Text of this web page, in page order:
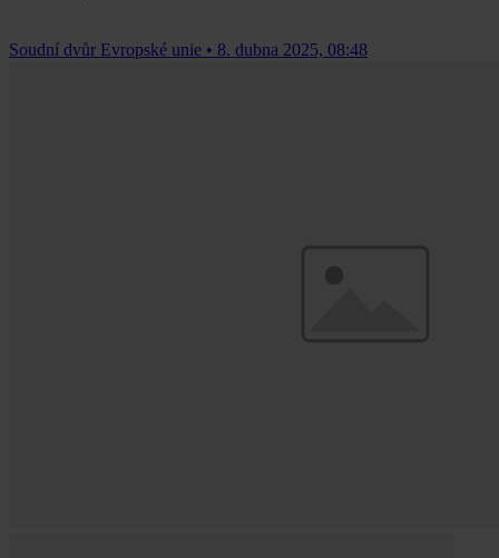
Soudní dvůr Evropské unie • 8. dubna 2025, 08:48